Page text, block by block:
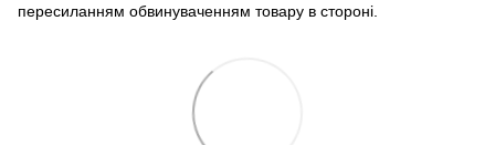
пересиланням обвинуваченням товару в стороні.